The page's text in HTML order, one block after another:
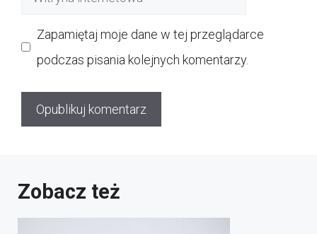
Zapamiętaj moje dane w tej przeglądarce
podczas pisania kolejnych komentarzy.
Zobacz też